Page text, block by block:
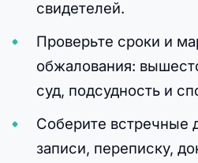
свидетелей.
Проверьте сроки и
обжалования:
суд, подсудность и
Соберите встречные
записи, переписку,